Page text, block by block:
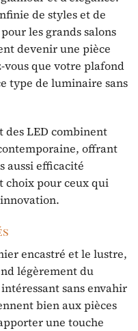
de styles et de
les grands salons
devenir une pièce
vous que votre plafond
type de luminaire sans
des LED combinent
offrant
aussi efficacité
choix pour ceux qui
encastré et le lustre,
légèrement du
sans envahir
bien aux pièces
une touche